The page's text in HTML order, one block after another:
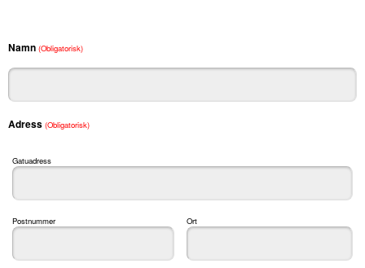
Namn (Obligatorisk)
Adress (Obligatorisk)
Gatuadress
Postnummer Ort